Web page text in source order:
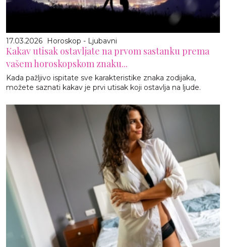
17.03.2026 Horoskop - Ljubavni
Kakav utisak ostavljate na prvom sastanku prema
vašem horoskopskom znaku...
Kada pažljivo ispitate sve karakteristike znaka zodijaka,
možete saznati kakav je prvi utisak koji ostavlja na ljude.